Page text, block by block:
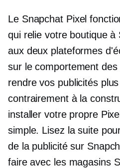
Le Snapchat Pixel
qui relie votre boutique
aux deux plateformes
sur le comportement
rendre vos publicités
contrairement à la
installer votre propre
simple. Lisez la suite
de la publicité sur
faire avec les magasins